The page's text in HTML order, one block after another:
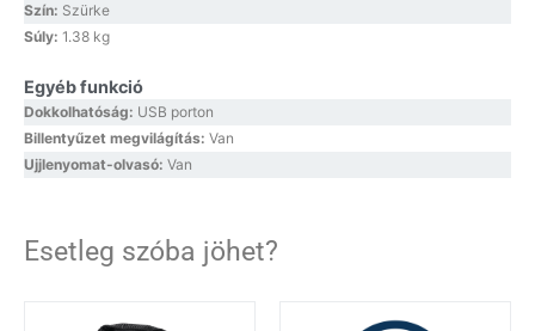
Szín: Szürke
Súly: 1.38 kg
Egyéb funkció
Dokkolhatóság: USB porton
Billentyűzet megvilágítás: Van
Ujjlenyomat-olvasó: Van
Esetleg szóba jöhet?